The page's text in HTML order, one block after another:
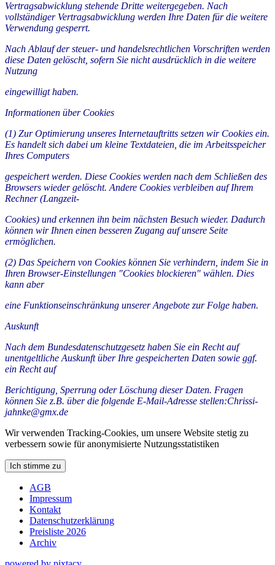
Vertragsabwicklung stehende Dritte weitergegeben. Nach
vollständiger Vertragsabwicklung werden Ihre Daten für die weitere
Verwendung gesperrt.
Nach Ablauf der steuer- und handelsrechtlichen Vorschriften werden
diese Daten gelöscht, sofern Sie nicht ausdrücklich in die weitere
Nutzung
eingewilligt haben.
Informationen über Cookies
(1) Zur Optimierung unseres Internetauftritts setzen wir Cookies ein.
Es handelt sich dabei um kleine Textdateien, die im Arbeitsspeicher
Ihres Computers
gespeichert werden. Diese Cookies werden nach dem Schließen des
Browsers wieder gelöscht. Andere Cookies verbleiben auf Ihrem
Rechner (Langzeit-
Cookies) und erkennen ihn beim nächsten Besuch wieder. Dadurch
können wir Ihnen einen besseren Zugang auf unsere Seite
ermöglichen.
(2) Das Speichern von Cookies können Sie verhindern, indem Sie in
Ihren Browser-Einstellungen "Cookies blockieren" wählen. Dies
kann aber
eine Funktionseinschränkung unserer Angebote zur Folge haben.
Auskunft
Nach dem Bundesdatenschutzgesetz haben Sie ein Recht auf
unentgeltliche Auskunft über Ihre gespeicherten Daten sowie ggf.
ein Recht auf
Berichtigung, Sperrung oder Löschung dieser Daten. Fragen
können Sie z.B. über die folgende E-Mail-Adresse stellen:Chrissi-
jahnke@gmx.de
Wir verwenden Tracking-Cookies, um unsere Website stetig zu
verbessern sowie für anonymisierte Nutzungsstatistiken
Ich stimme zu
AGB
Impressum
Kontakt
Datenschutzerklärung
Preisliste 2026
Archiv